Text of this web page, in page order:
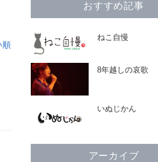
順
おすすめ記事
ねこ自慢
8年越しの哀歌
いぬじかん
アーカイブ